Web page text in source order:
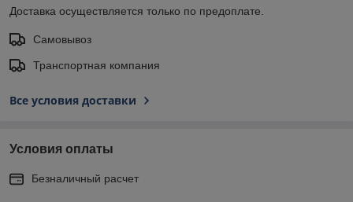
Доставка осуществляется только по предоплате.
Самовывоз
Транспортная компания
Все условия доставки
Условия оплаты
Безналичный расчет